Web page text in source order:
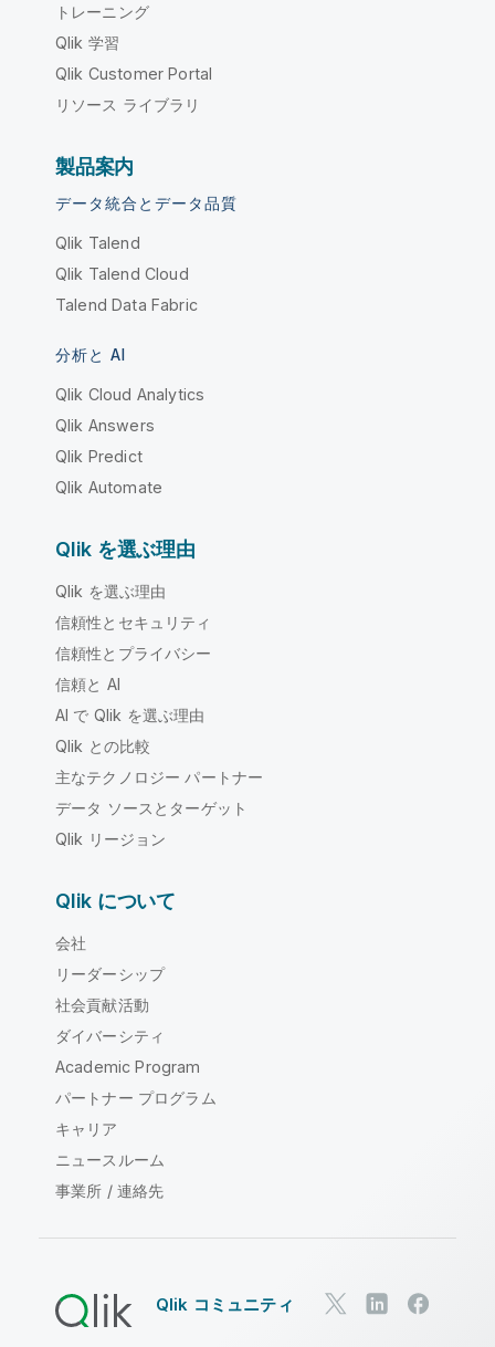
トレーニング
Qlik 学習
Qlik Customer Portal
リソース ライブラリ
製品案内
データ統合とデータ品質
Qlik Talend
Qlik Talend Cloud
Talend Data Fabric
分析と AI
Qlik Cloud Analytics
Qlik Answers
Qlik Predict
Qlik Automate
Qlik を選ぶ理由
Qlik を選ぶ理由
信頼性とセキュリティ
信頼性とプライバシー
信頼と AI
AI で Qlik を選ぶ理由
Qlik との比較
主なテクノロジー パートナー
データ ソースとターゲット
Qlik リージョン
Qlik について
会社
リーダーシップ
社会貢献活動
ダイバーシティ
Academic Program
パートナー プログラム
キャリア
ニュースルーム
事業所 / 連絡先
Qlik コミュニティ